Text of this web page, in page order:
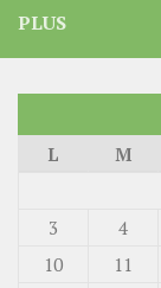
PLUS
L
M
3
4
10
11